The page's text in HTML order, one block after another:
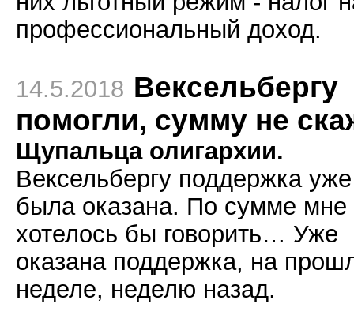
профессиональный доход.
14.5.2018 Вексельбергу
помогли, сумму не
Щупальца олигархии.
Вексельбергу поддержка уже
была оказана. По сумме мне
хотелось бы говорить… Уже
оказана поддержка, на
неделе, неделю назад.